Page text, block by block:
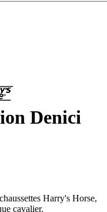
Denici
Harry's Horse,
cavalier.